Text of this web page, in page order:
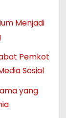
Menjadi
Pemkot
Sosial
yang